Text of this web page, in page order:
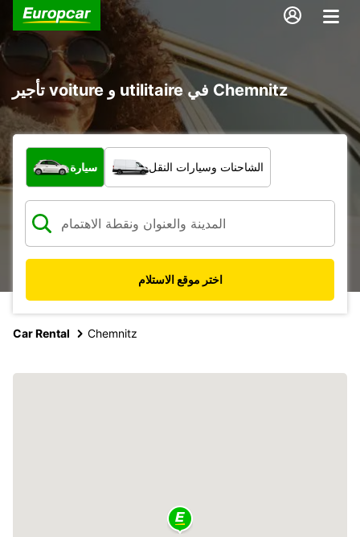
تأجير voiture و utilitaire في Chemnitz
ما نوع المركبة؟
سيارة الشاحنات وسيارات النقل
اختر موقع الاستلام
Car Rental Chemnitz